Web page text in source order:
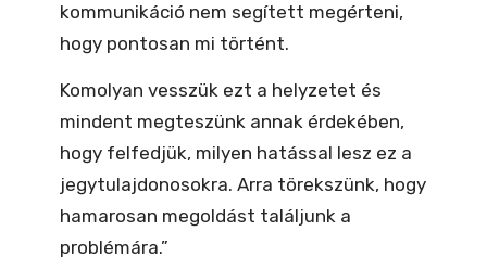
kommunikáció nem segített megérteni,
hogy pontosan mi történt.
Komolyan vesszük ezt a helyzetet és
mindent megteszünk annak érdekében,
hogy felfedjük, milyen hatással lesz ez a
jegytulajdonosokra. Arra törekszünk, hogy
hamarosan megoldást találjunk a
problémára.”